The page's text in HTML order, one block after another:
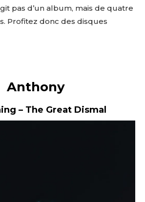
pas d’un album, mais de quatre
Profitez donc des disques
Anthony
– The Great Dismal